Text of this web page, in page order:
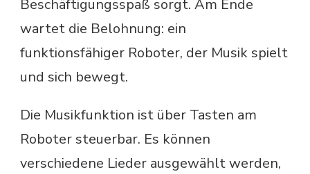
Beschäftigungsspaß sorgt. Am Ende
wartet die Belohnung: ein
funktionsfähiger Roboter, der Musik spielt
und sich bewegt.
Die Musikfunktion ist über Tasten am
Roboter steuerbar. Es können
verschiedene Lieder ausgewählt werden,